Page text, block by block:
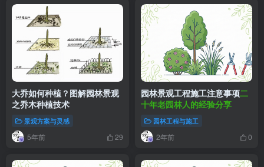
大乔如何种植？图解园林景观
之乔木种植技术
景观方案与灵感
5年前 29
园林景观工程施工注意事项二
十年老园林人的经验分享
园林工程与施工
2年前 0